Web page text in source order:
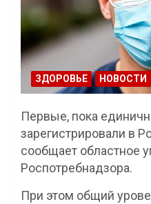
ЗДОРОВЬЕ НОВОСТИ
Первые, пока
зарегистрировали в
сообщает областное
Роспотребнадзора.
При этом общий